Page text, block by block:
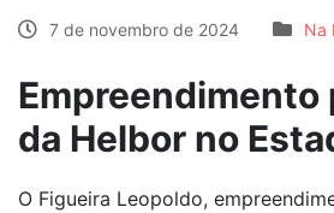
7 de novembro de 2024 Na
Empreendimento
da Helbor no
O Figueira Leopoldo,